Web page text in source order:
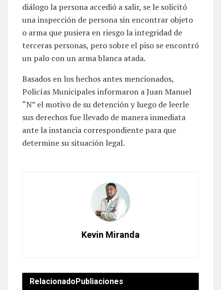
diálogo la persona accedió a salir, se le solicitó
una inspección de persona sin encontrar objeto
o arma que pusiera en riesgo la integridad de
terceras personas, pero sobre el piso se encontró
un palo con un arma blanca atada.
Basados en los hechos antes mencionados,
Policías Municipales informaron a Juan Manuel
“N” el motivo de su detención y luego de leerle
sus derechos fue llevado de manera inmediata
ante la instancia correspondiente para que
determine su situación legal.
Kevin Miranda
RelacionadoPubliaciones